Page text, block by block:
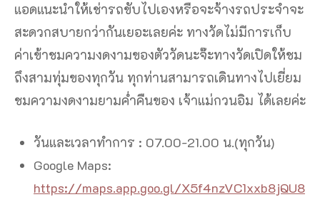
แอดแนะนำให้เช่ารถขับไปเองหรือจะจ้างรถประจำจะ
สะดวกสบายกว่ากันเยอะเลยค่ะ ทางวัดไม่มีการเก็บ
ค่าเข้าชมความงดงามของตัววัดนะจ๊ะทางวัดเปิดให้ชม
ถึงสามทุ่มของทุกวัน ทุกท่านสามารถเดินทางไปเยี่ยม
ชมความงดงามยามค่ำคืนของ เจ้าแม่กวนอิม ได้เลยค่ะ
วันและเวลาทำการ : 07.00-21.00 น.(ทุกวัน)
Google Maps:
https://maps.app.goo.gl/X5f4nzVC1xxb8jQU8